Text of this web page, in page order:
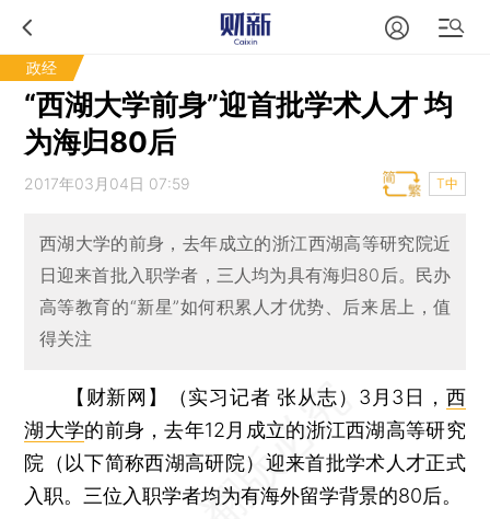
政经
“西湖大学前身”迎首批学术人才 均
为海归80后
2017年03月04日 07:59 T中
西湖大学的前身，去年成立的浙江西湖高等研究院近
日迎来首批入职学者，三人均为具有海归80后。民办
高等教育的“新星”如何积累人才优势、后来居上，值
得关注
【财新网】（实习记者 张从志） 3月3日， 西
湖大学的前身，去年12月成立的浙江西湖高等研究
院（以下简称西湖高研院）迎来首批学术人才正式
入职。三位入职学者均为有海外留学背景的80后。